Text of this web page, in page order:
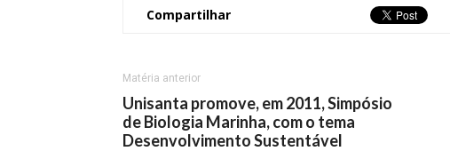
Compartilhar
Matéria anterior
Unisanta promove, em 2011, Simpósio
de Biologia Marinha, com o tema
Desenvolvimento Sustentável